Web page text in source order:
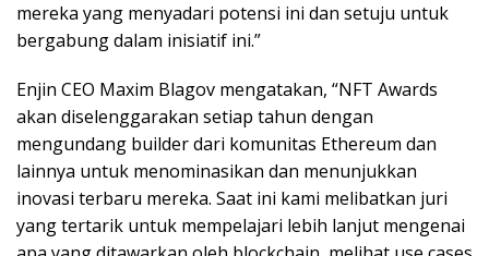
mereka yang menyadari potensi ini dan setuju untuk
bergabung dalam inisiatif ini.”
Enjin CEO Maxim Blagov mengatakan, “NFT Awards
akan diselenggarakan setiap tahun dengan
mengundang builder dari komunitas Ethereum dan
lainnya untuk menominasikan dan menunjukkan
inovasi terbaru mereka. Saat ini kami melibatkan juri
yang tertarik untuk mempelajari lebih lanjut mengenai